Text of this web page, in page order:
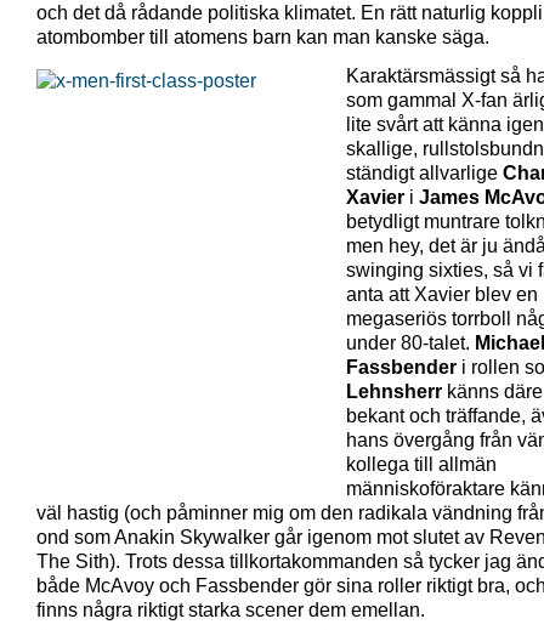
och det då rådande politiska klimatet. En rätt naturlig
atombomber till atomens barn kan man kanske säga.
Karaktärsmässigt så
som gammal X-fan
lite svårt att känna
skallige,
ständigt allvarlige
Xavier i James
betydligt muntrare
men hey, det är ju
swinging sixties, så vi
anta att Xavier blev en
megaseriös torrboll
under 80-talet. Michael
Fassbender i rollen
Lehnsherr känns
bekant och träffande,
hans övergång från
kollega till allmän
människoföraktare
väl hastig (och påminner mig om den radikala vändning
ond som Anakin Skywalker går igenom mot slutet av
The Sith). Trots dessa tillkortakommanden så tycker jag
både McAvoy och Fassbender gör sina roller riktigt bra,
finns några riktigt starka scener dem emellan.